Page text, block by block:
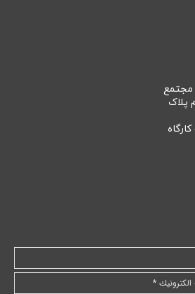
مجتمع
پلاک